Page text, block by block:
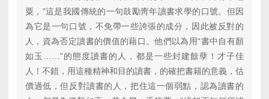
粟，”這是我國傳統的一句鼓勵靑年讀書求學的口號。但因
為它是一句口號，不免帶一些誇張的成分，因此被反對的
人，資為否定讀書的價值的藉口。他們以為用“書中自有顏
如玉……”的態度讀書的人，都是一些封建餘孽！才子佳
人！不錯，用這種精神和目的讀書，的確把書籍的意義，估
價過低，但反對讀書的人，把住這一個弱點，認為讀書的